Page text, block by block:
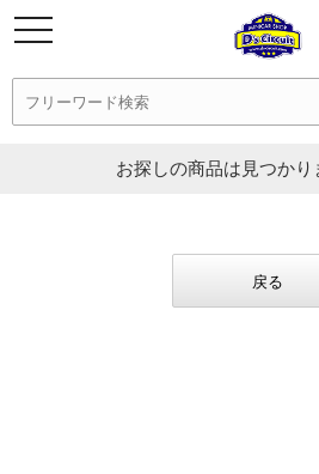
お探しの商品は見つかり
戻る